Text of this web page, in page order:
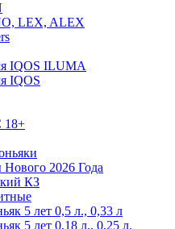
LEX, ALEX
IQOS ILUMA
IQOS
18+
2026 Года
КЗ
5 лет 0,5 л., 0,33 л
5 лет 0,18 л., 0,25 л.